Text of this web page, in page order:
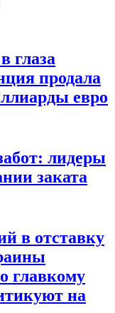
глаза
продала
евро
лидеры
заката
в отставку
главкому
на